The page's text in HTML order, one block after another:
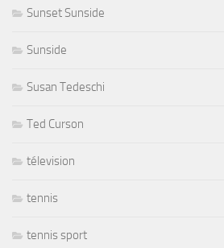
Sunset Sunside
Sunside
Susan Tedeschi
Ted Curson
télevision
tennis
tennis sport